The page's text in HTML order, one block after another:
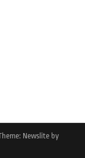
Newslite by